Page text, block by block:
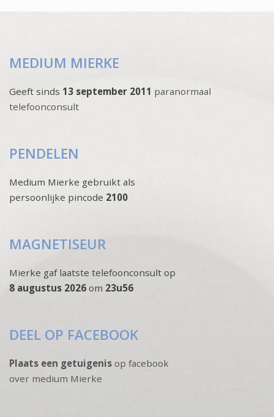
MEDIUM MIERKE
Geeft sinds 13 september 2011 paranormaal
telefoonconsult
PENDELEN
Medium Mierke gebruikt als
persoonlijke pincode 2100
MAGNETISEUR
Mierke gaf laatste telefoonconsult op
8 augustus 2026 om 23u56
DEEL OP FACEBOOK
Plaats een getuigenis op facebook
over medium Mierke